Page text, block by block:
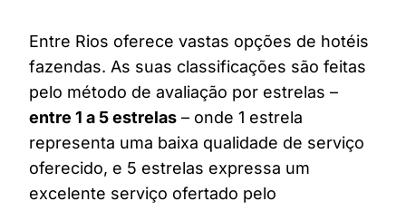
Entre Rios oferece vastas opções de hotéis
fazendas. As suas classificações são feitas
pelo método de avaliação por estrelas –
entre 1 a 5 estrelas – onde 1 estrela
representa uma baixa qualidade de serviço
oferecido, e 5 estrelas expressa um
excelente serviço ofertado pelo